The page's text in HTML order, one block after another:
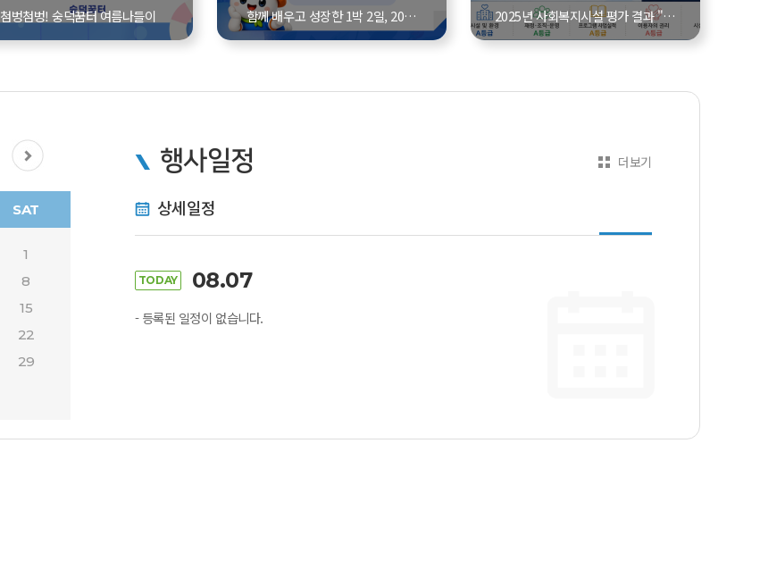
첨벙첨벙! 숭덕꿈터 여름나들이 함께 배우고 성장한 1박 2일, 20… 2025년 사회복지시설 평가 결과 "…
SAT
1
8
15
22
29
행사일정 더보기
상세일정
TODAY 08.07
- 등록된 일정이 없습니다.